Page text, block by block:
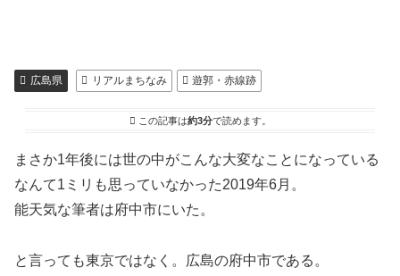
広島県 リアルまちなみ 遊郭・赤線跡
この記事は約3分で読めます。
まさか1年後には世の中がこんな大変なことになっている
なんて1ミリも思っていなかった2019年6月。
能天気な筆者は府中市にいた。
と言っても東京ではなく。広島の府中市である。